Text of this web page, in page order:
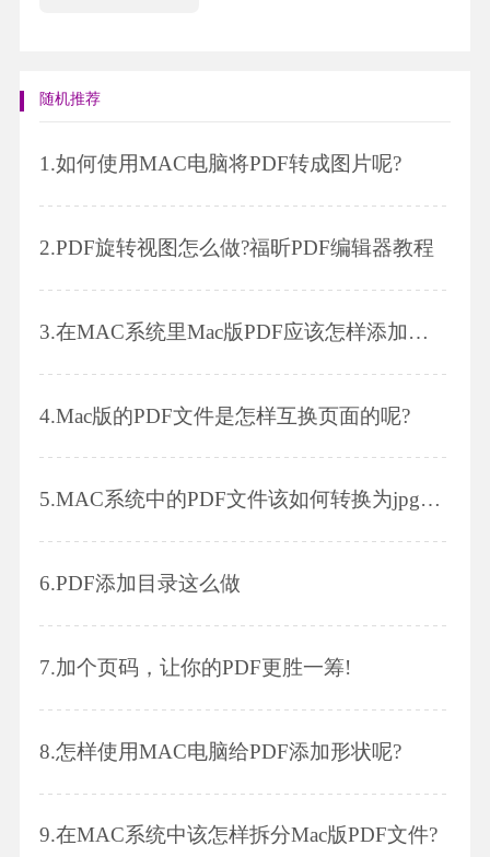
随机推荐
1.如何使用MAC电脑将PDF转成图片呢?
2.PDF旋转视图怎么做?福昕PDF编辑器教程
3.在MAC系统里Mac版PDF应该怎样添加图片?
4.Mac版的PDF文件是怎样互换页面的呢?
5.MAC系统中的PDF文件该如何转换为jpg图片呢?
6.PDF添加目录这么做
7.加个页码，让你的PDF更胜一筹!
8.怎样使用MAC电脑给PDF添加形状呢?
9.在MAC系统中该怎样拆分Mac版PDF文件?